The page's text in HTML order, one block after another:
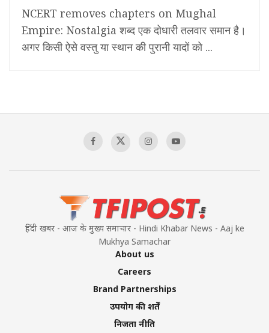
NCERT removes chapters on Mughal
Empire: Nostalgia शब्द एक दोधारी तलवार समान है।
अगर किसी ऐसे वस्तु या स्थान की पुरानी यादों को ...
हिंदी खबर - आज के मुख्य समाचार - Hindi Khabar News - Aaj ke
Mukhya Samachar
About us
Careers
Brand Partnerships
उपयोग की शर्तें
निजता नीति